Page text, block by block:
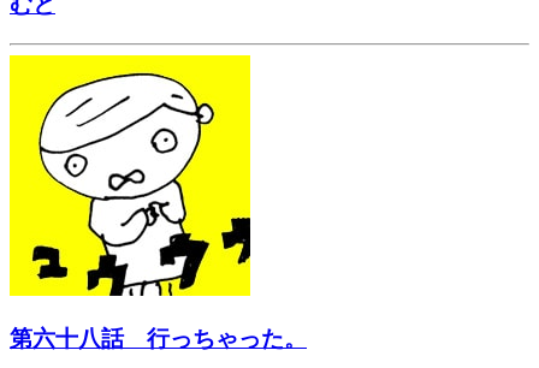
第六十八話 行っちゃった。